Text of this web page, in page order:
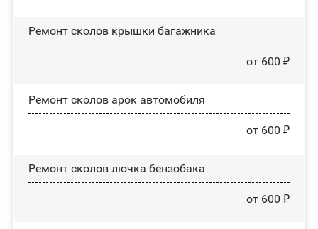
Ремонт сколов крышки багажника
от 600 ₽
Ремонт сколов арок автомобиля
от 600 ₽
Ремонт сколов лючка бензобака
от 600 ₽